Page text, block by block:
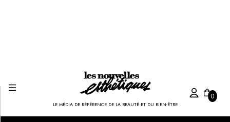
LE MÉDIA DE RÉFÉRENCE DE LA BEAUTÉ ET DU BIEN-ÊTRE
0